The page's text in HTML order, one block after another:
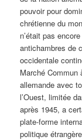
pouvoir pour
chrétienne du
n’était pas
antichambres de
occidentale
Marché Commun
allemande avec
l’Ouest, limitée
après 1945, a
plate-forme
politique